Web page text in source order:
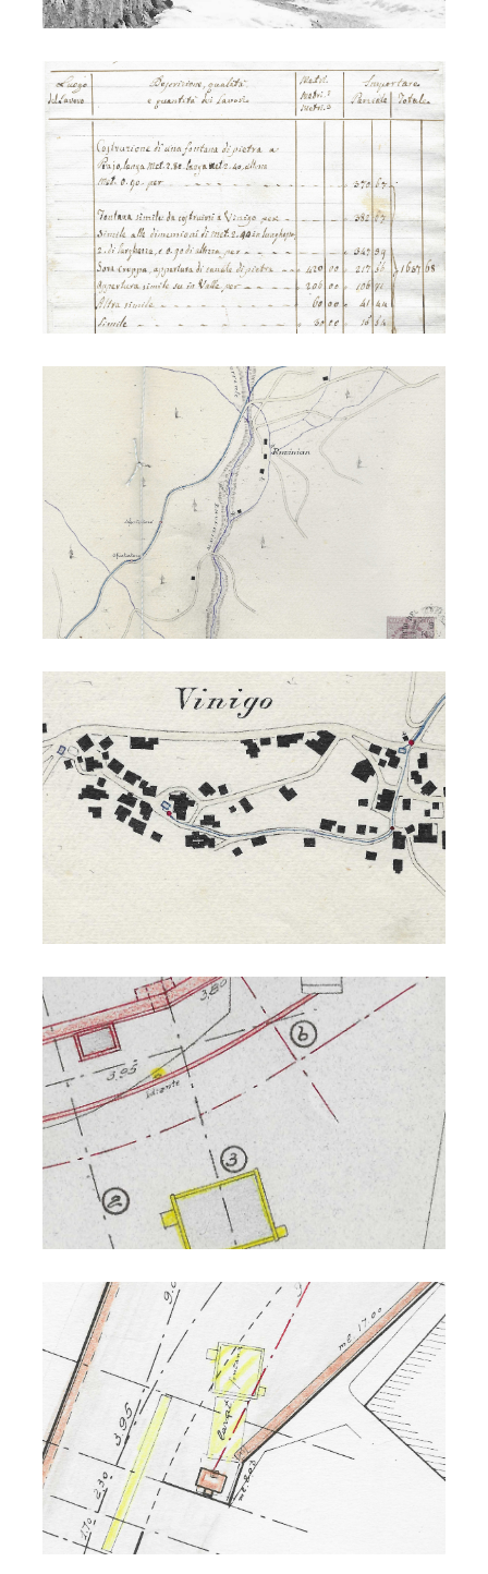
Fontane di pietra - costruzione
Acquedotto di S. Maria 1903
Acquedotto di S. Maria 1903
Fontana in pietra a S. Lorenzo
Fontana al Cristo di Festin